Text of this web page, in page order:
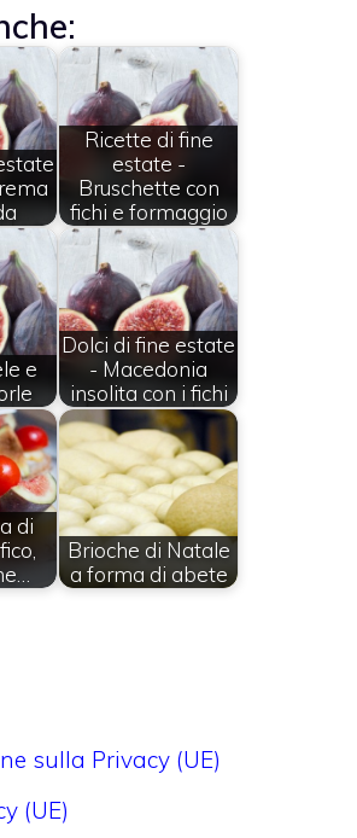
Ricette di fine
estate -
Bruschette con
fichi e formaggio
e
Dolci di fine estate
- Macedonia
insolita con i fichi
di
Brioche di Natale
a forma di abete
sulla Privacy (UE)
(UE)